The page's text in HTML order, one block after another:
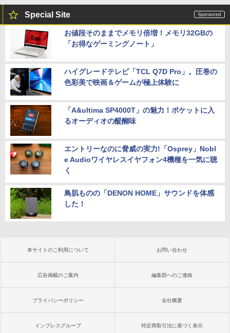
Special Site
お値段そのままでメモリ倍増！メモリ32GBの
「お得なゲーミングノート」
ハイグレードテレビ「TCL Q7D Pro」。圧巻の
色彩美で映画＆ゲームが極上体験に
「A&ultima SP4000T」の魅力！ポケットに入
るオーディオの醍醐味
エントリーなのに脅威の実力!「Osprey」Nobl
e Audioワイヤレスイヤフォン4機種を一気に聴
く
鳥肌ものの「DENON HOME」サウンドを体感
した！
本サイトのご利用について お問い合わせ
広告掲載のご案内 編集部へのご連絡
プライバシーポリシー 会社概要
インプレスグループ 特定商取引法に基づく表示